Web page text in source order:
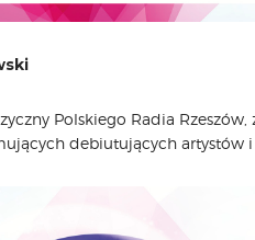
Polskiego Radia
debiutujących artystów i